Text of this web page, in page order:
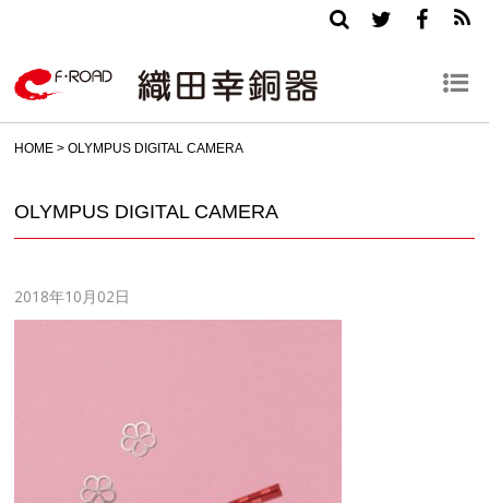
HOME >OLYMPUS DIGITAL CAMERA
OLYMPUS DIGITAL CAMERA
2018年10月02日